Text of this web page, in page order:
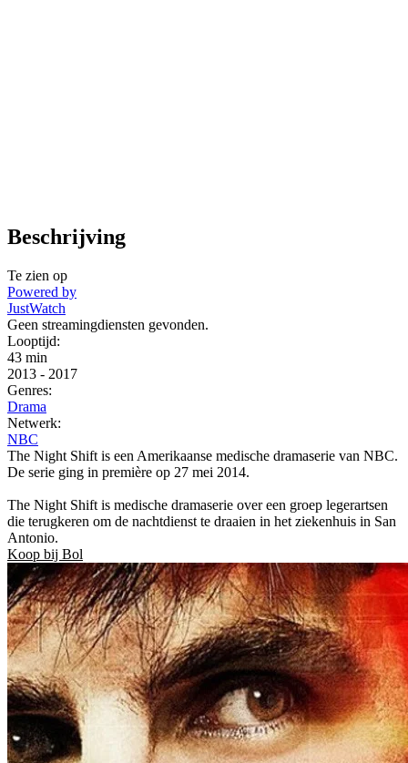
Beschrijving
Te zien op
Powered by
JustWatch
Geen streamingdiensten gevonden.
Looptijd:
43 min
2013 - 2017
Genres:
Drama
Netwerk:
NBC
The Night Shift is een Amerikaanse medische dramaserie van NBC.
De serie ging in première op 27 mei 2014.
The Night Shift is medische dramaserie over een groep legerartsen
die terugkeren om de nachtdienst te draaien in het ziekenhuis in San
Antonio.
Koop bij Bol